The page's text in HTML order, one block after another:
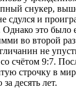
снукер,
сдулся и
это было
во второй
не
счётом 9:7.
строчку в
десять лет.